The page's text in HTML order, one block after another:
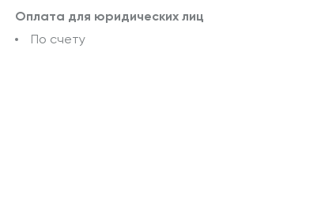
Оплата для юридических лиц
По счету